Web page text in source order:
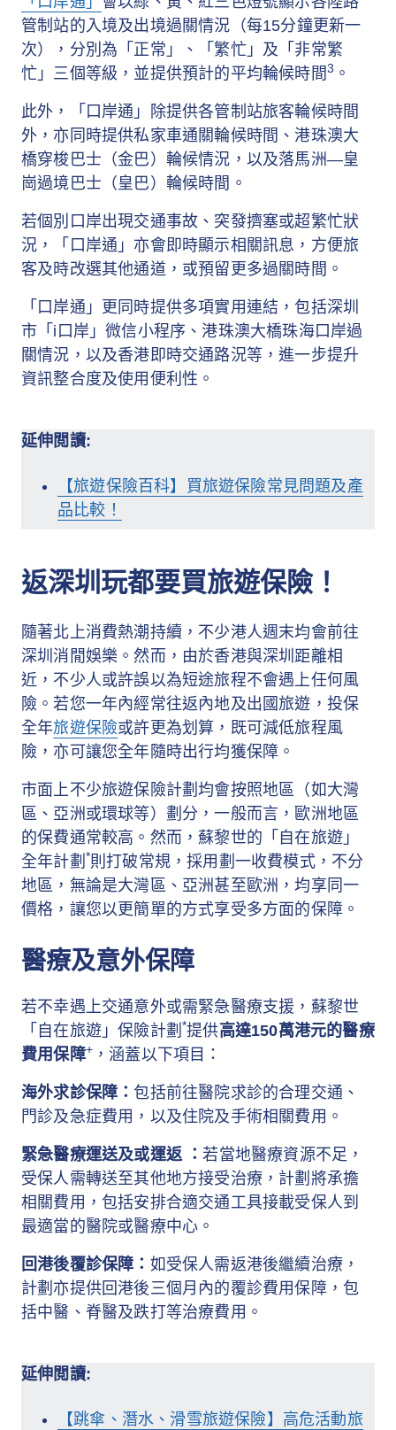
管制站的入境及出境過關情況（每15分鐘更新一
次），分別為「正常」、「繁忙」及「非常繁
忙」三個等級，並提供預計的平均輪候時間3 。
此外，「口岸通」除提供各管制站旅客輪候時間
外，亦同時提供私家車通關輪候時間、港珠澳大
橋穿梭巴士（金巴）輪候情況，以及落馬洲—皇
崗過境巴士（皇巴）輪候時間。
若個別口岸出現交通事故、突發擠塞或超繁忙狀
況，「口岸通」亦會即時顯示相關訊息，方便旅
客及時改選其他通道，或預留更多過關時間。
「口岸通」更同時提供多項實用連結，包括深圳
市「i口岸」微信小程序、港珠澳大橋珠海口岸過
關情況，以及香港即時交通路況等，進一步提升
資訊整合度及使用便利性。
延伸閲讀:
【旅遊保險百科】買旅遊保險常見問題及產
品比較！
返深圳玩都要買旅遊保險！
隨著北上消費熱潮持續，不少港人週末均會前往
深圳消閒娛樂。然而，由於香港與深圳距離相
近，不少人或許誤以為短途旅程不會遇上任何風
險。若您一年內經常往返內地及出國旅遊，投保
全年旅遊保險或許更為划算，既可減低旅程風
險，亦可讓您全年隨時出行均獲保障。
市面上不少旅遊保險計劃均會按照地區（如大灣
區、亞洲或環球等）劃分，一般而言，歐洲地區
的保費通常較高。然而，蘇黎世的「自在旅遊」
全年計劃 *則打破常規，採用劃一收費模式，不分
地區，無論是大灣區、亞洲甚至歐洲，均享同一
價格，讓您以更簡單的方式享受多方面的保障。
醫療及意外保障
若不幸遇上交通意外或需緊急醫療支援，蘇黎世
「自在旅遊」保險計劃 *提供高達150萬港元的醫療
費用保障+ ，涵蓋以下項目：
海外求診保障：包括前往醫院求診的合理交通、
門診及急症費用，以及住院及手術相關費用。
緊急醫療運送及或運返 ：若當地醫療資源不足，
受保人需轉送至其他地方接受治療，計劃將承擔
相關費用，包括安排合適交通工具接載受保人到
最適當的醫院或醫療中心。
回港後覆診保障： 如受保人需返港後繼續治療，
計劃亦提供回港後三個月內的覆診費用保障，包
括中醫、脊醫及跌打等治療費用。
延伸閲讀:
【跳傘、潛水、滑雪旅遊保險】高危活動旅